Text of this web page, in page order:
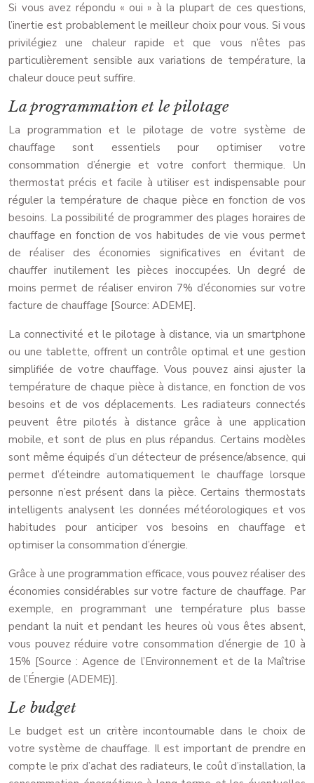
Si vous avez répondu « oui » à la plupart de ces questions,
l’inertie est probablement le meilleur choix pour vous. Si vous
privilégiez une chaleur rapide et que vous n’êtes pas
particulièrement sensible aux variations de température, la
chaleur douce peut suffire.
La programmation et le pilotage
La programmation et le pilotage de votre système de
chauffage sont essentiels pour optimiser votre
consommation d’énergie et votre confort thermique. Un
thermostat précis et facile à utiliser est indispensable pour
réguler la température de chaque pièce en fonction de vos
besoins. La possibilité de programmer des plages horaires de
chauffage en fonction de vos habitudes de vie vous permet
de réaliser des économies significatives en évitant de
chauffer inutilement les pièces inoccupées. Un degré de
moins permet de réaliser environ 7% d’économies sur votre
facture de chauffage [Source: ADEME].
La connectivité et le pilotage à distance, via un smartphone
ou une tablette, offrent un contrôle optimal et une gestion
simplifiée de votre chauffage. Vous pouvez ainsi ajuster la
température de chaque pièce à distance, en fonction de vos
besoins et de vos déplacements. Les radiateurs connectés
peuvent être pilotés à distance grâce à une application
mobile, et sont de plus en plus répandus. Certains modèles
sont même équipés d’un détecteur de présence/absence, qui
permet d’éteindre automatiquement le chauffage lorsque
personne n’est présent dans la pièce. Certains thermostats
intelligents analysent les données météorologiques et vos
habitudes pour anticiper vos besoins en chauffage et
optimiser la consommation d’énergie.
Grâce à une programmation efficace, vous pouvez réaliser des
économies considérables sur votre facture de chauffage. Par
exemple, en programmant une température plus basse
pendant la nuit et pendant les heures où vous êtes absent,
vous pouvez réduire votre consommation d’énergie de 10 à
15% [Source : Agence de l’Environnement et de la Maîtrise
de l’Énergie (ADEME)].
Le budget
Le budget est un critère incontournable dans le choix de
votre système de chauffage. Il est important de prendre en
compte le prix d’achat des radiateurs, le coût d’installation, la